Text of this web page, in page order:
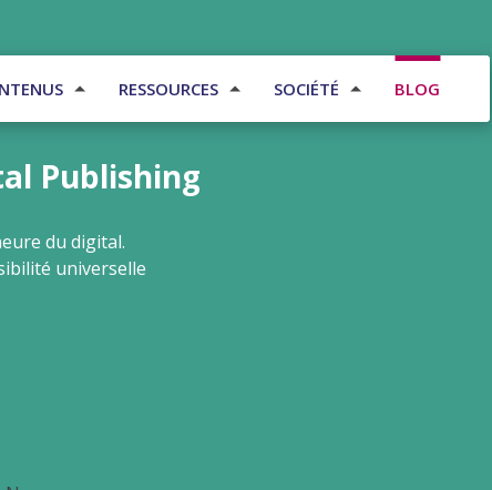
RESSOURCES SOCIÉTÉ BLOG
Publishing
du digital.
universelle